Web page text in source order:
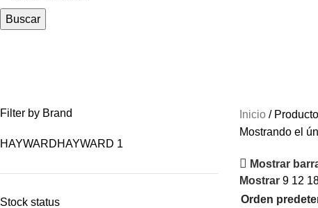
Buscar
Filter by Brand
HAYWARDHAYWARD 1
Stock status
Inicio
Mostrando el
Mostrar
Mostrar 9 12